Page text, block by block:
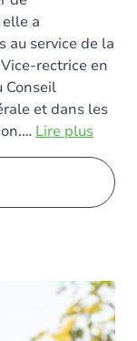
a
au service de la
rectrice en
Conseil
et dans les
… Lire plus